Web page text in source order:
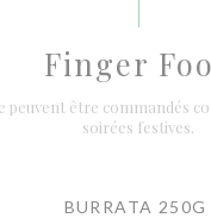
Finger
peuvent être commandés
soirées festives.
BURRATA 250G